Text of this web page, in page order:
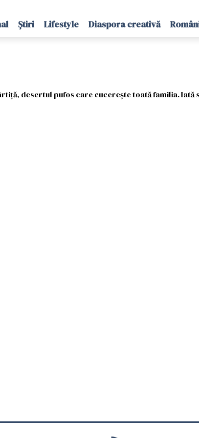
Știri Lifestyle Diaspora creativă
desertul pufos care cucerește toată familia. Iată